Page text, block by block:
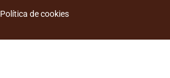
Política de cookies